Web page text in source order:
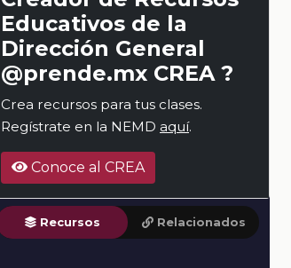
Educativos de la
Dirección General
@prende.mx CREA ?
Crea recursos para tus clases.
Regístrate en la NEMD aquí.
Conoce al CREA
Recursos Relacionados